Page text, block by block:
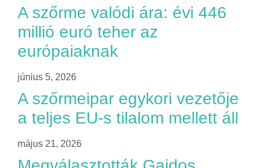
A szőrme valódi ára: évi 446
millió euró teher az
európaiaknak
június 5, 2026
A szőrmeipar egykori vezetője
a teljes EU-s tilalom mellett áll
május 21, 2026